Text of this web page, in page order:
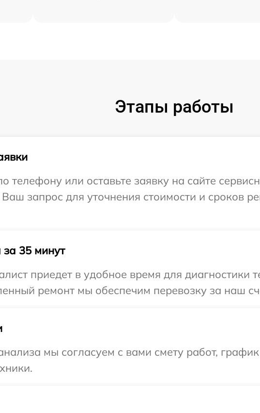
Этапы работы
телефону или оставьте заявку на сайте
Ваш запрос для уточнения стоимости и сроков
35 минут
приедет в удобное время для диагностики
ремонт мы обеспечим перевозку за наш
мы согласуем с вами смету работ,